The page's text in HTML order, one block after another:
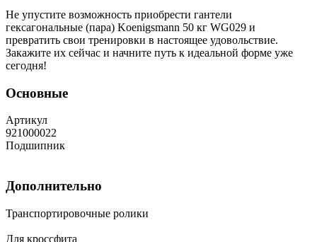
Не упустите возможность приобрести гантели
гексагональные (пара) Koenigsmann 50 кг WG029 и
превратить свои тренировки в настоящее удовольствие.
Закажите их сейчас и начните путь к идеальной форме уже
сегодня!
Основные
Артикул
921000022
Подшипник
Дополнительно
Транспортировочные ролики
Для кроссфита